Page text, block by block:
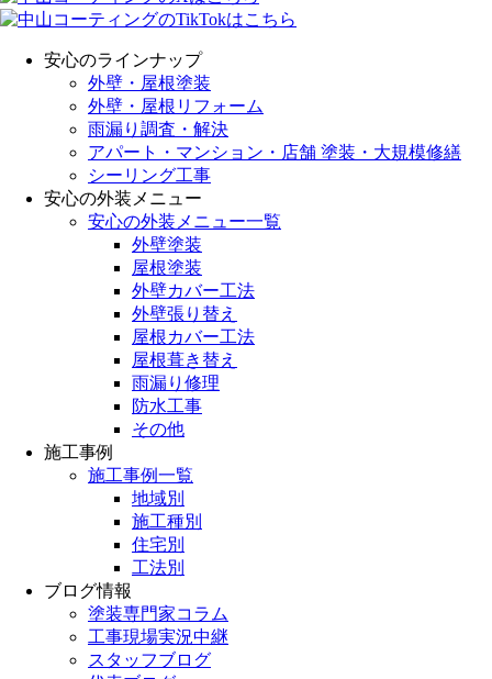
安心のラインナップ
外壁・屋根塗装
外壁・屋根リフォーム
雨漏り調査・解決
アパート・マンション・店舗 塗装・大規模修繕
シーリング工事
安心の外装メニュー
安心の外装メニュー一覧
外壁塗装
屋根塗装
外壁カバー工法
外壁張り替え
屋根カバー工法
屋根葺き替え
雨漏り修理
防水工事
その他
施工事例
施工事例一覧
地域別
施工種別
住宅別
工法別
ブログ情報
塗装専門家コラム
工事現場実況中継
スタッフブログ